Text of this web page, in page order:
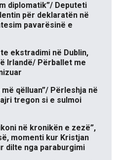
diplomatik”/ Deputeti
për deklaratën në
pavarësinë e
ekstradimi në Dublin,
Irlandë/ Përballet me
qëlluan”/ Përleshja në
tregon si e sulmoi
në kronikën e zezë”,
momenti kur Kristjan
dilte nga paraburgimi